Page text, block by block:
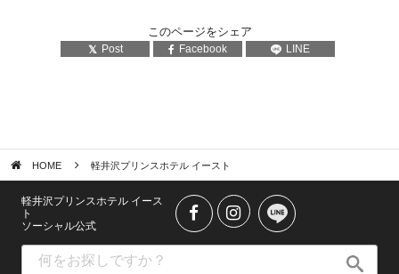
このページをシェア
Post Facebook LINE
HOME 軽井沢プリンスホテル イースト
軽井沢プリンスホテル イース
ト
ソーシャル公式